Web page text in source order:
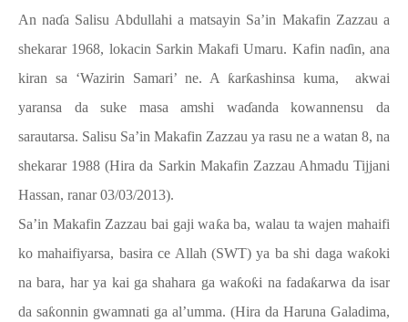
An naɗa Salisu Abdullahi a matsayin Sa’in Makafin Zazzau a
shekarar 1968, lokacin Sarkin Makafi Umaru. Kafin naɗin, ana
kiran sa ‘Wazirin Samari’ ne. A ƙarƙashinsa kuma,
akwai
yaransa da suke masa amshi waɗanda kowannensu da
sarautarsa. Salisu Sa’in Makafin Zazzau ya rasu ne a watan 8, na
shekarar 1988 (Hira da Sarkin Makafin Zazzau Ahmadu Tijjani
Hassan, ranar 03/03/2013).
Sa’in Makafin Zazzau bai gaji waƙa ba, walau ta wajen mahaifi
ko mahaifiyarsa, basira ce Allah (SWT) ya ba shi daga waƙoki
na bara, har ya kai ga shahara ga waƙoƙi na fadaƙarwa da isar
da saƙonnin gwamnati ga al’umma. (Hira da Haruna Galadima,